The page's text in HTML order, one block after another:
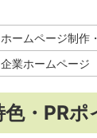
ホームページ制作
企業ホームページ
・PRポ